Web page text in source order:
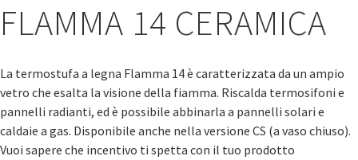
FLAMMA 14 CERAMICA
La termostufa a legna Flamma 14 è caratterizzata da un ampio
vetro che esalta la visione della fiamma. Riscalda termosifoni e
pannelli radianti, ed è possibile abbinarla a pannelli solari e
caldaie a gas. Disponibile anche nella versione CS (a vaso chiuso).
Vuoi sapere che incentivo ti spetta con il tuo prodotto